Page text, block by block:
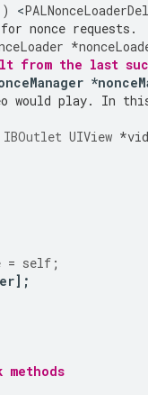
<
nonce requests.
*
from the last
*
would play. In
IBOutlet UIView *
= self ;
];
methods